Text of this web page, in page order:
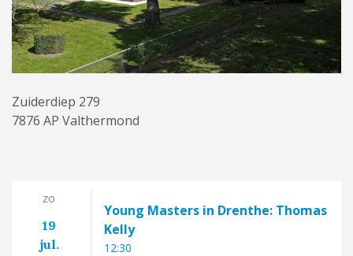
Zuiderdiep 279
7876 AP Valthermond
zo
19
jul.
Young Masters in Drenthe: Thomas
Kelly
12:30